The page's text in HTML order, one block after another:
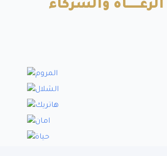
الرعــــــاة والشركاء